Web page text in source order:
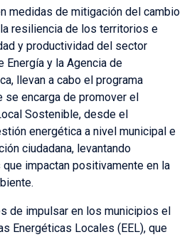
medidas de mitigación del cambio
resiliencia de los territorios e
y productividad del sector
Energía y la Agencia de
llevan a cabo el programa
se encarga de promover el
Sostenible, desde el
energética a nivel municipal e
ciudadana, levantando
impactan positivamente en la
de impulsar en los municipios el
Energéticas Locales (EEL), que